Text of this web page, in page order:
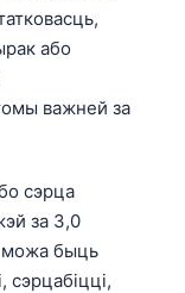
або
важней за
сэрца
за 3,0
можа быць
сэрцабіцці,